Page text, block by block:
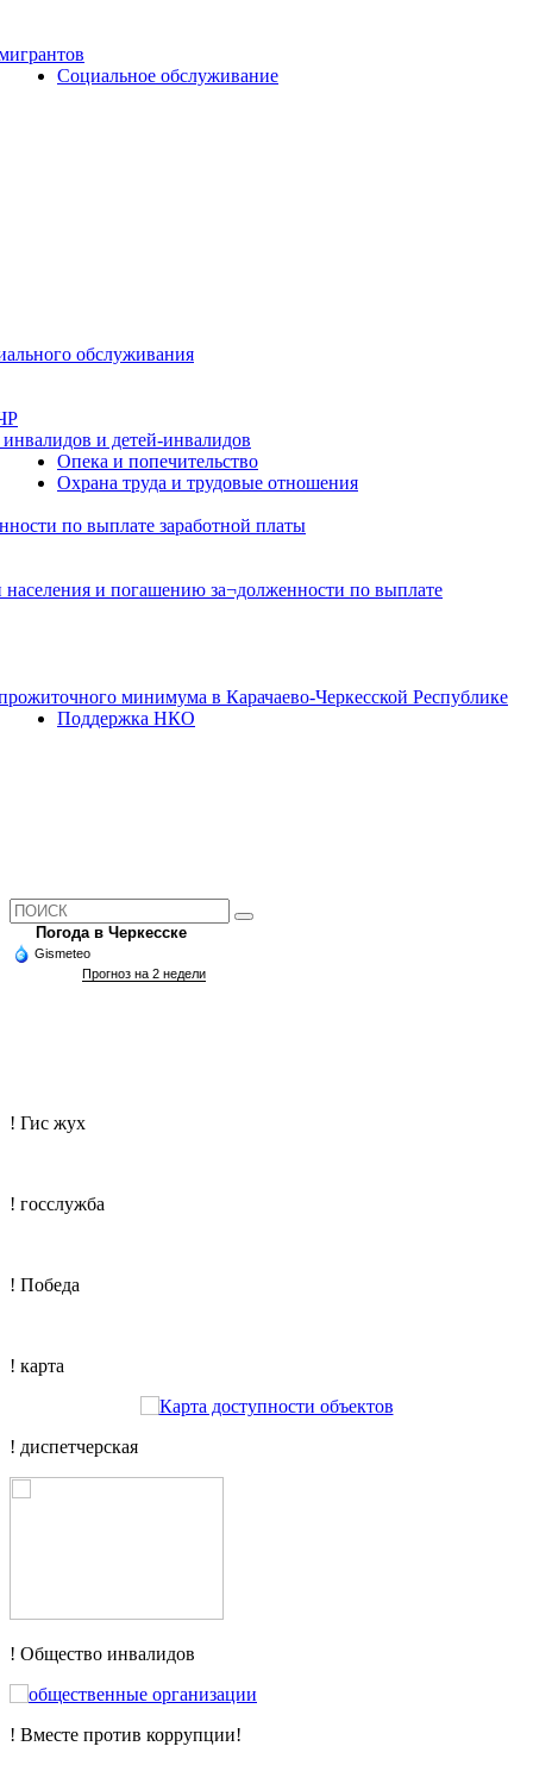
Социальное обслуживание
обслуживания
и детей-инвалидов
Опека и попечительство
Охрана труда и трудовые отношения
по выплате заработной платы
и погашению за¬долженности по выплате
минимума в Карачаево-Черкесской Республике
Поддержка НКО
Погода в Черкесске
Gismeteo
Прогноз на 2 недели
! Гис жух
! госслужба
! Победа
! карта
! диспетчерская
! Общество инвалидов
! Вместе против коррупции!